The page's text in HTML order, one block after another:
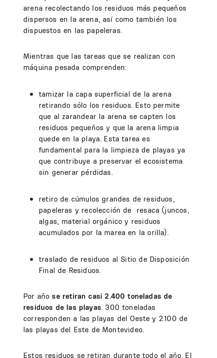
arena recolectando los residuos más pequeños
dispersos en la arena, así como también los
dispuestos en las papeleras.
Mientras que las tareas que se realizan con
máquina pesada comprenden:
tamizar la capa superficial de la arena
retirando sólo los residuos. Esto permite
que al zarandear la arena se capten los
residuos pequeños y que la arena limpia
quede en la playa. Esta tarea es
fundamental para la limpieza de playas ya
que contribuye a preservar el ecosistema
sin generar pérdidas.
retiro de cúmulos grandes de residuos,
papeleras y recolección de resaca (juncos,
algas, material orgánico y residuos
acumulados por la marea en la orilla).
traslado de residuos al Sitio de Disposición
Final de Residuos.
Por añose retiran casi 2.400 toneladas de
residuos de las playas. 300 toneladas
corresponden a las playas del Oeste y 2.100 de
las playas del Este de Montevideo.
Estos residuos se retiran durante todo el año. El